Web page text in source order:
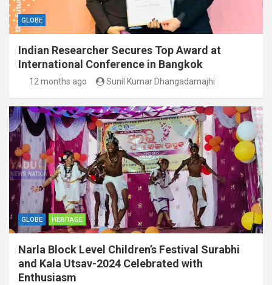
GLOBE
Indian Researcher Secures Top Award at
International Conference in Bangkok
12 months ago Sunil Kumar Dhangadamajhi
GLOBE HERITAGE
Narla Block Level Children’s Festival Surabhi
and Kala Utsav-2024 Celebrated with
Enthusiasm